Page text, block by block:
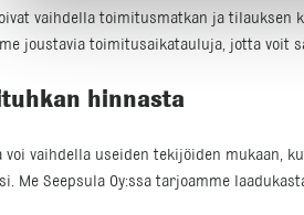
vaihdella toimitusmatkan ja tilauksen
joustavia toimitusaikatauluja, jotta voit
hinnasta
vaihdella useiden tekijöiden mukaan,
Me Seepsula Oy:ssa tarjoamme